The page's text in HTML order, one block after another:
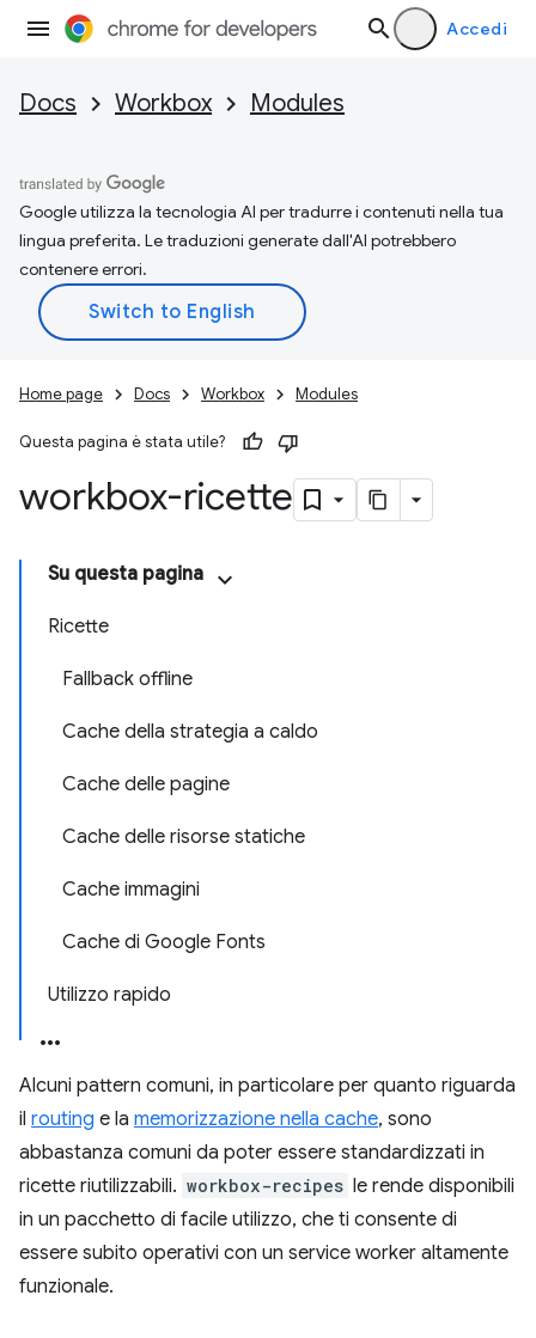
Accedi
Docs Workbox Modules
Google utilizza la tecnologia AI per tradurre i contenuti nella tua
lingua preferita. Le traduzioni generate dall'AI potrebbero
contenere errori.
Home page Docs Workbox Modules
Questa pagina è stata utile?
workbox-ricette
Su questa pagina
Ricette
Fallback offline
Cache della strategia a caldo
Cache delle pagine
Cache delle risorse statiche
Cache immagini
Cache di Google Fonts
Utilizzo rapido
Alcuni pattern comuni, in particolare per quanto riguarda
il routing e la memorizzazione nella cache, sono
abbastanza comuni da poter essere standardizzati in
ricette riutilizzabili. workbox-recipes le rende disponibili
in un pacchetto di facile utilizzo, che ti consente di
essere subito operativi con un service worker altamente
funzionale.